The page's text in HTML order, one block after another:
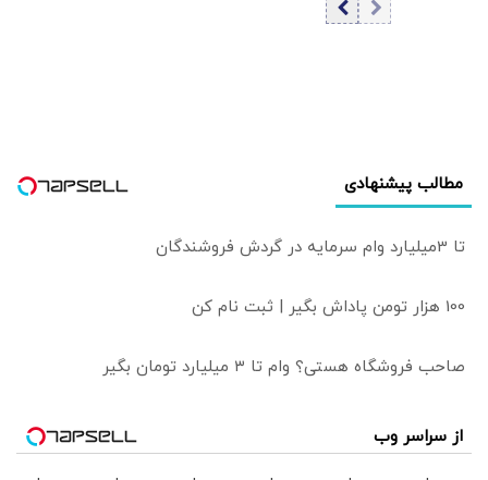
داشت، خودمان آن
مطالب پیشنهادی
تا 3میلیارد وام سرمایه در گردش فروشندگان
100 هزار تومن پاداش بگیر | ثبت نام کن
صاحب فروشگاه هستی؟ وام تا ۳ میلیارد تومان بگیر
از سراسر وب